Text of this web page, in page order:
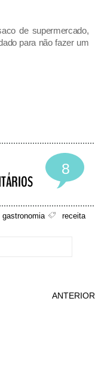
de supermercado,
para não fazer um
8
gastronomia receita
ANTERIOR